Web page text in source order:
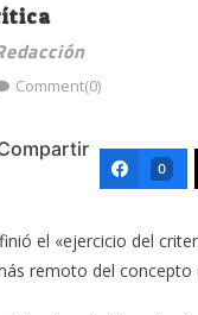
Comment(0)
0
el «ejercicio del
remoto del concepto